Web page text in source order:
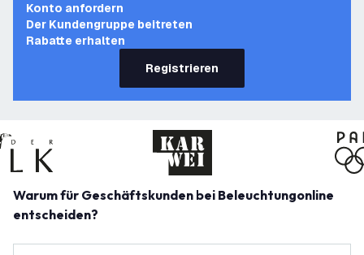
Konto anfordern
Der Kundengruppe beitreten
Rabatte erhalten
Registrieren
Warum für Geschäftskunden bei Beleuchtungonline
entscheiden?